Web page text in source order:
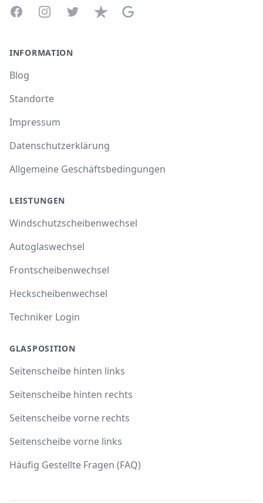
FacebookInstagramTwitterTrustpilotGoogle Business Profile
INFORMATION
Blog
Standorte
Impressum
Datenschutzerklärung
Allgemeine Geschäftsbedingungen
LEISTUNGEN
Windschutzscheibenwechsel
Autoglaswechsel
Frontscheibenwechsel
Heckscheibenwechsel
Techniker Login
GLASPOSITION
Seitenscheibe hinten links
Seitenscheibe hinten rechts
Seitenscheibe vorne rechts
Seitenscheibe vorne links
Häufig Gestellte Fragen (FAQ)